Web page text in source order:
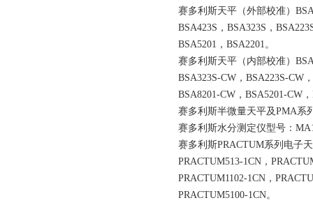
赛多利斯天平（外部校准）
BSA423S，BSA323S，
BSA5201，BSA2201。
赛多利斯天平（内部校准）
BSA323S-CW，BSA223S-CW
BSA8201-CW，BSA5201-CW
赛多利斯半微量天平及PMA系
赛多利斯水分测定仪型号：
赛多利斯PRACTUM系列电子
PRACTUM513-1CN，
PRACTUM1102-1CN，
PRACTUM5100-1CN。